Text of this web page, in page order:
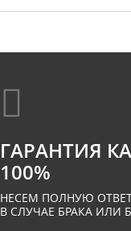
ГАРАНТИЯ
100%
НЕСЕМ ПОЛНУЮ
В СЛУЧАЕ БРАКА ИЛИ